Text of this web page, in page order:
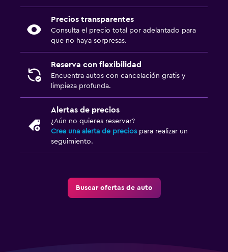
Precios transparentes
Consulta el precio total por adelantado para
que no haya sorpresas.
Reserva con flexibilidad
Encuentra autos con cancelación gratis y
limpieza profunda.
Alertas de precios
¿Aún no quieres reservar?
Crea una alerta de precios para realizar un
seguimiento.
Buscar ofertas de auto